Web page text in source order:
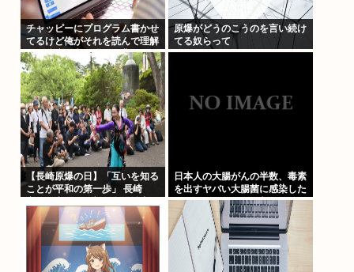
チャッピーにプログラム書かせ
てるけど俺がそれを読んで理解
する速度の方が遅くて悲しくな
ってきた…(´;ω;`)
原爆がどうのこうのを言い続け
てる奴らって
【長崎原爆の日】「互いを知る
ことが平和の第一歩」 長崎
追悼
日本人の大腸がんの半数、毒素
を出すヤバい大腸菌に感染した
ことによるものだと判明！おま
えらの腸にもいるかも